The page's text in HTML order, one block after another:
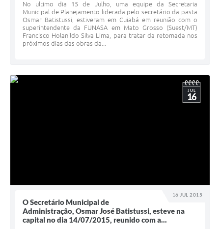
No ultimo dia 15 de Julho, uma equipe da Secretaria
Municipal de Planejamento liderada pelo secretário da pasta
Osmar Batistussi, estiveram em Cuiabá em reunião com o
superintendente da FUNASA em Mato Grosso (Suest/MT)
Francisco Holanildo Silva Lima, para tratar da retomada nos
próximos dias das obras da...
16 JUL 2015
JUL
16
O Secretário Municipal de
Administração, Osmar José Batistussi, esteve na
capital no dia 14/07/2015, reunido com a...